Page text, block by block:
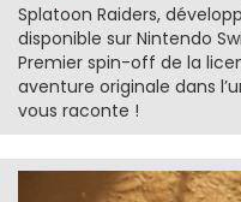
Splatoon Raiders,
disponible sur Nintendo
Premier spin-off de la
aventure originale dans
vous raconte !